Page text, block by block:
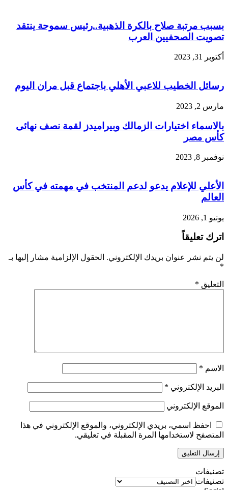
بسبب مرتبة صلاح بالكرة الذهبية..رئيس سموحة ينتقد
تصويت الصحفيين العرب
أكتوبر 31, 2023
رسائل الخطيب للاعبي الأهلي باجتماع قبل مران اليوم
مارس 2, 2023
بالاسماء اختيارات الزمالك وبيراميدز لقمة نصف نهائى
كأس مصر
نوفمبر 8, 2023
الأعلي للإعلام يدعو لدعم المنتخب في مهمته في كأس
العالم
يونيو 1, 2026
اترك تعليقاً
لن يتم نشر عنوان بريدك الإلكتروني. الحقول الإلزامية مشار إليها بـ
*
التعليق *
الاسم *
البريد الإلكتروني *
الموقع الإلكتروني
احفظ اسمي، بريدي الإلكتروني، والموقع الإلكتروني في هذا
المتصفح لاستخدامها المرة المقبلة في تعليقي.
تصنيفات
تصنيفات